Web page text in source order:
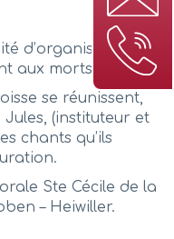
d’organisation
aux morts,
se réunissent,
(instituteur et
chants qu’ils
Ste Cécile de la
– Heiwiller.